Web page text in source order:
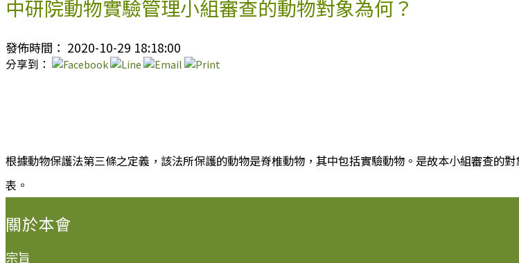
中研院動物實驗管理小組審查的動物對象為何？
發佈時間： 2020-10-29 18:18:00
分享到：
根據動物保護法第三條之定義，該法所保護的動物是脊椎動物，其中包括實驗動物。是故本小組審查的
表。
關於本會
宗旨